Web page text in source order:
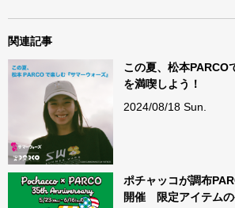
関連記事
この夏、松本PARCO
を満喫しよう！
2024/08/18 Sun.
ポチャッコが調布
開催 限定アイテムの